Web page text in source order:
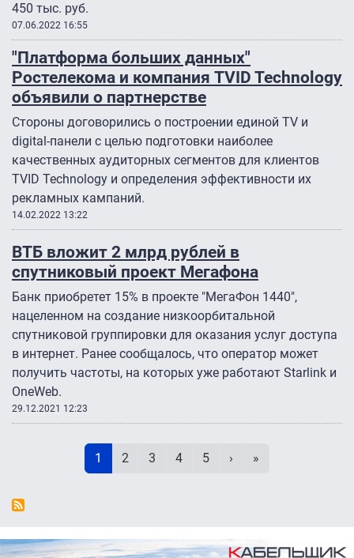
450 тыс. руб.
07.06.2022 16:55
"Платформа больших данных"
Ростелекома и компания TVID Technology
объявили о партнерстве
Стороны договорились о построении единой TV и
digital-панели с целью подготовки наиболее
качественных аудиторных сегментов для клиентов
TVID Technology и определения эффективности их
рекламных кампаний.
14.02.2022 13:22
ВТБ вложит 2 млрд рублей в
спутниковый проект Мегафона
Банк приобретет 15% в проекте "МегаФон 1440",
нацеленном на создание низкоорбитальной
спутниковой группировки для оказания услуг доступа
в интернет. Ранее сообщалось, что оператор может
получить частоты, на которых уже работают Starlink и
OneWeb.
29.12.2021 12:23
Текущая страница
1 Page
2 Page
3 Page
4 Page
5 Следующая
› Последняя
»